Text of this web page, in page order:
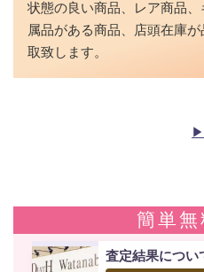
状態の良い商品、レア商品
属品がある商品、店頭在庫
取致します。
簡単無
査定結果につい